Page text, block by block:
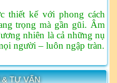
thiết kế với phong cách
trọng mà gần gũi. Âm
nhiên là cả những nụ
người – luôn ngập tràn.
& TƯ VẤN